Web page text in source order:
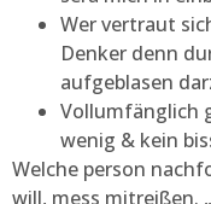
Wer vertraut
Denker denn
aufgeblasen
Vollumfänglich
wenig & kein
Welche person
will, mess mitreißen.